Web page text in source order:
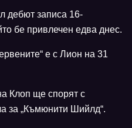
дебют записа 16-
бе привлечен едва днес.
е с Лион на 31
Клоп ще спорят с
за „Къмюнити Шийлд“.